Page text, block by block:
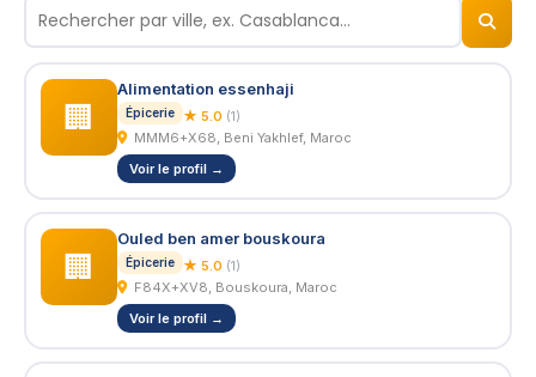
🏢
Alimentation essenhaji
Épicerie ★ 5.0 (1)
MMM6+X68, Beni Yakhlef, Maroc
Voir le profil →
🏢
Ouled ben amer bouskoura
Épicerie ★ 5.0 (1)
F84X+XV8, Bouskoura, Maroc
Voir le profil →